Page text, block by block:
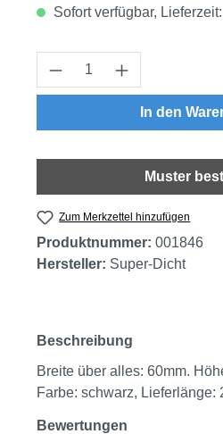
Sofort verfügbar,
Produkt Anzahl:
In den
Muster
Zum Merkzettel hinzufügen
Produktnummer: 001846
Hersteller: Super-Dicht
Beschreibung
Breite über alles: 60mm.
Farbe: schwarz, Lieferlänge:
Bewertungen